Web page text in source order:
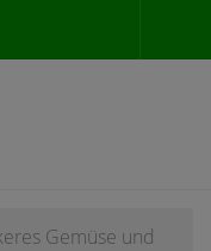
Gemüse und